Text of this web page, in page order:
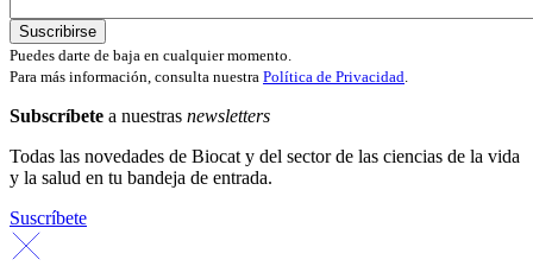
Puedes darte de baja en cualquier momento.
Para más información, consulta nuestra Política de Privacidad.
Subscríbete a nuestras newsletters
Todas las novedades de Biocat y del sector de las ciencias de la vida
y la salud en tu bandeja de entrada.
Suscríbete